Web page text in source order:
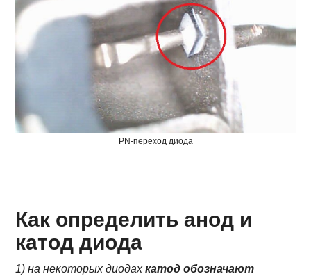
PN-переход диода
Как определить анод и
катод диода
1) на некоторых диодахкатод обозначают